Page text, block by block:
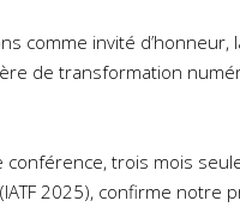
comme invité
de transformation
trois mois
2025), confirme notre